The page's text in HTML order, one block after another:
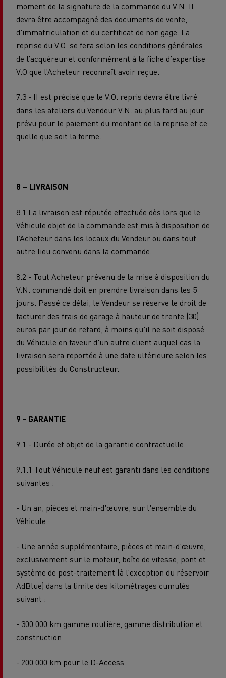
moment de la signature de la commande du V.N. Il
devra être accompagné des documents de vente,
d'immatriculation et du certificat de non gage. La
reprise du V.O. se fera selon les conditions générales
de l’acquéreur et conformément à la fiche d’expertise
V.O que l’Acheteur reconnaît avoir reçue.
7.3 - II est précisé que le V.O. repris devra être livré
dans les ateliers du Vendeur V.N. au plus tard au jour
prévu pour le paiement du montant de la reprise et ce
quelle que soit la forme.
8 – LIVRAISON
8.1 La livraison est réputée effectuée dès lors que le
Véhicule objet de la commande est mis à disposition de
l’Acheteur dans les locaux du Vendeur ou dans tout
autre lieu convenu dans la commande.
8.2 - Tout Acheteur prévenu de la mise à disposition du
V.N. commandé doit en prendre livraison dans les 5
jours. Passé ce délai, le Vendeur se réserve le droit de
facturer des frais de garage à hauteur de trente (30)
euros par jour de retard, à moins qu'il ne soit disposé
du Véhicule en faveur d'un autre client auquel cas la
livraison sera reportée à une date ultérieure selon les
possibilités du Constructeur.
9 - GARANTIE
9.1 - Durée et objet de la garantie contractuelle.
9.1.1 Tout Véhicule neuf est garanti dans les conditions
suivantes :
- Un an, pièces et main-d'œuvre, sur l'ensemble du
Véhicule :
- Une année supplémentaire, pièces et main-d'œuvre,
exclusivement sur le moteur, boîte de vitesse, pont et
système de post-traitement (à l’exception du réservoir
AdBlue) dans la limite des kilométrages cumulés
suivant :
- 300 000 km gamme routière, gamme distribution et
construction
- 200 000 km pour le D-Access